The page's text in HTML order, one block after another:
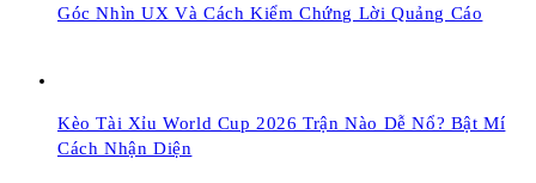
Góc Nhìn UX Và Cách Kiểm Chứng Lời Quảng Cáo
Kèo Tài Xỉu World Cup 2026 Trận Nào Dễ Nổ? Bật Mí
Cách Nhận Diện